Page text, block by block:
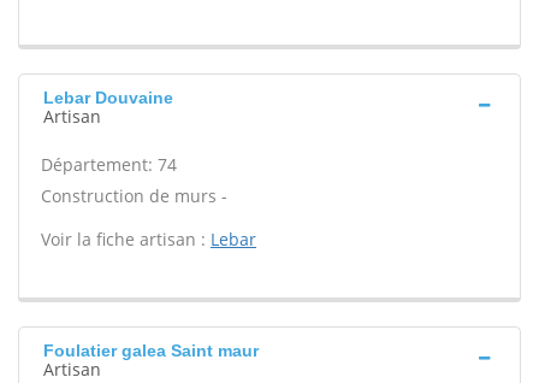
Lebar Douvaine
Artisan
Département: 74
Construction de murs -
Voir la fiche artisan : Lebar
Foulatier galea Saint maur
Artisan